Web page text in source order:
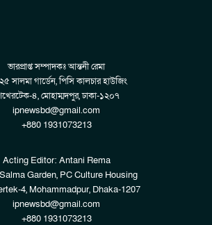
ভারপ্রাপ্ত সম্পাদকঃ আন্তনী রেমা
সালমা গার্ডেন, পিসি কালচার হাউজিং
৪, মোহাম্মদপুর, ঢাকা-১২০৭
ipnewsbd@gmail.com
+880 1931073213
Acting Editor: Antani Rema
Garden, PC Culture Housing
4, Mohammadpur, Dhaka-1207
ipnewsbd@gmail.com
+880 1931073213